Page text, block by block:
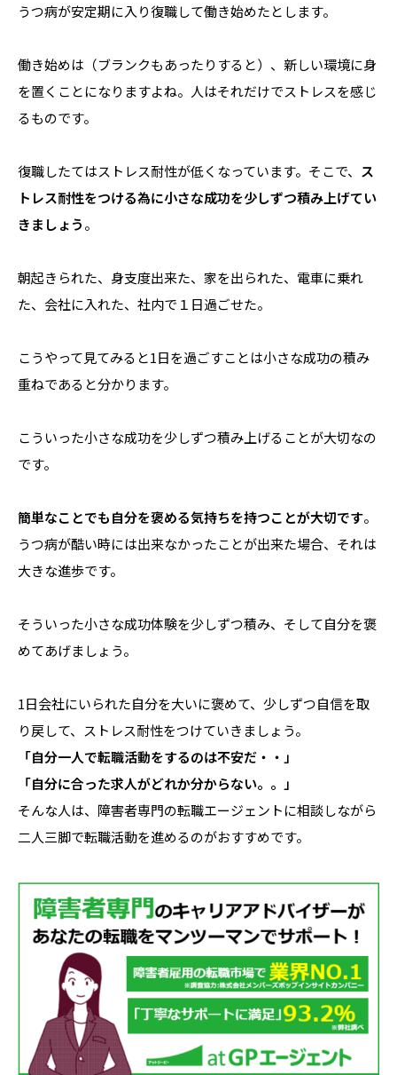
うつ病が安定期に入り復職して働き始めたとします。
働き始めは（ブランクもあったりすると）、新しい環境に身
を置くことになりますよね。人はそれだけでストレスを感じ
るものです。
復職したてはストレス耐性が低くなっています。そこで、 ス
トレス耐性をつける為に小さな成功を少しずつ積み上げてい
きましょう。
朝起きられた、身支度出来た、家を出られた、電車に乗れ
た、会社に入れた、社内で１日過ごせた。
こうやって見てみると1日を過ごすことは小さな成功の積み
重ねであると分かります。
こういった小さな成功を少しずつ積み上げることが大切なの
です。
簡単なことでも自分を褒める気持ちを持つことが大切です。
うつ病が酷い時には出来なかったことが出来た場合、それは
大きな進歩です。
そういった小さな成功体験を少しずつ積み、そして自分を褒
めてあげましょう。
1日会社にいられた自分を大いに褒めて、少しずつ自信を取
り戻して、ストレス耐性をつけていきましょう。
「自分一人で転職活動をするのは不安だ・・」
「自分に合った求人がどれか分からない。。」
そんな人は、障害者専門の転職エージェントに相談しながら
二人三脚で転職活動を進めるのがおすすめです。